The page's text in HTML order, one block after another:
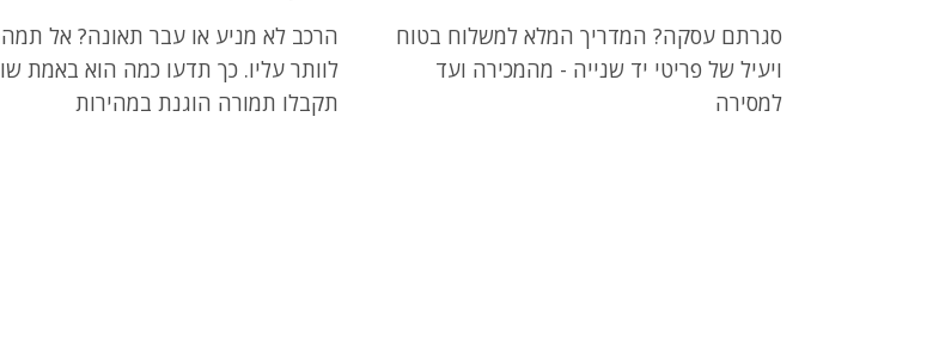
סגרתם עסקה? המדריך המלא למשלוח בטוח
ויעיל של פריטי יד שנייה - מהמכירה ועד
למסירה
הרכב לא מניע או עבר תאונה? אל
לוותר עליו. כך תדעו כמה הוא באמת
תקבלו תמורה הוגנת במהירות